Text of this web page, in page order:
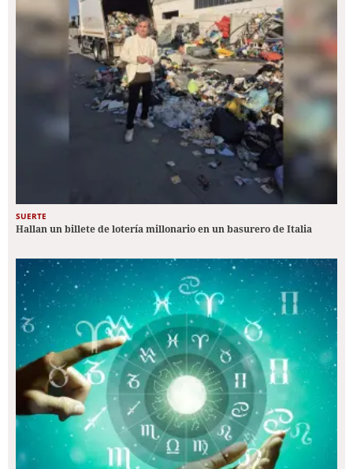
SUERTE
Hallan un billete de lotería millonario en un basurero de Italia